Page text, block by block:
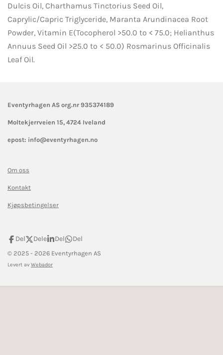
Dulcis Oil, Charthamus Tinctorius Seed Oil,
Caprylic/Capric Triglyceride, Maranta Arundinacea Root
Powder, Vitamin E(Tocopherol >50.0 to < 75.0; Helianthus
Annuus Seed Oil >25.0 to < 50.0) Rosmarinus Officinalis
Leaf Oil.
Eventyrhagen AS org.nr 935374189
Moltekjerrveien 15, 4724 Iveland
epost: info@eventyrhagen.no
Om oss
Kontakt
Kjøpsbetingelser
Del Dele Del Del
© 2025 - 2026 Eventyrhagen AS
Levert av Webador